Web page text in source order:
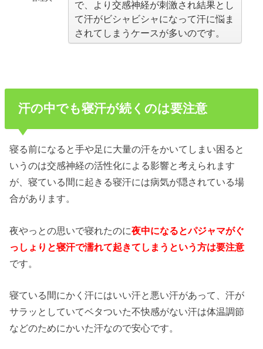
で、より交感神経が刺激され結果とし
て汗がビシャビシャになって汗に悩ま
されてしまうケースが多いのです。
汗の中でも寝汗が続くのは要注意
寝る前になると手や足に大量の汗をかいてしまい困ると
いうのは交感神経の活性化による影響と考えられます
が、寝ている間に起きる寝汗には病気が隠されている場
合があります。
夜やっとの思いで寝れたのに夜中になるとパジャマがぐ
っしょりと寝汗で濡れて起きてしまうという方は要注意
です。
寝ている間にかく汗にはいい汗と悪い汗があって、汗が
サラッとしていてベタついた不快感がない汗は体温調節
などのためにかいた汗なので安心です。